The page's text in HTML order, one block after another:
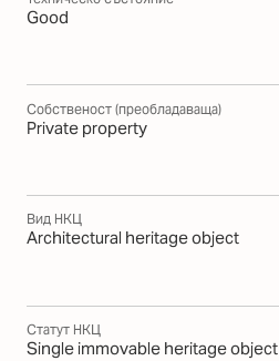
Good
Собственост (преобладаваща)
Private property
Вид НКЦ
Architectural heritage object
Статут НКЦ
Single immovable heritage object